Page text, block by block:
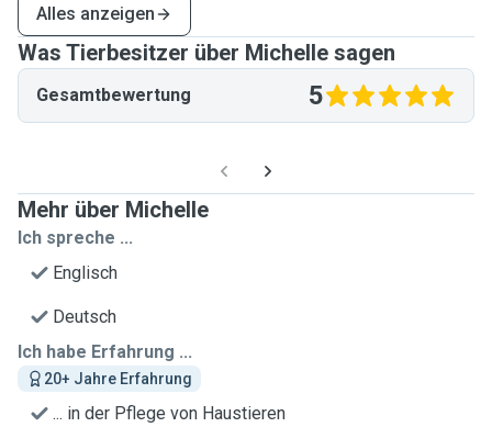
Alles anzeigen
Was Tierbesitzer über Michelle sagen
Gesamtbewertung 5
Mehr über Michelle
Ich spreche ...
Englisch
Deutsch
Ich habe Erfahrung ...
20+ Jahre Erfahrung
... in der Pflege von Haustieren